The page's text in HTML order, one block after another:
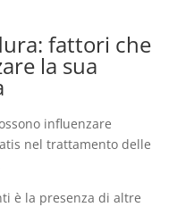
fattori che
la sua
influenzare
nel trattamento delle
è la presenza di altre